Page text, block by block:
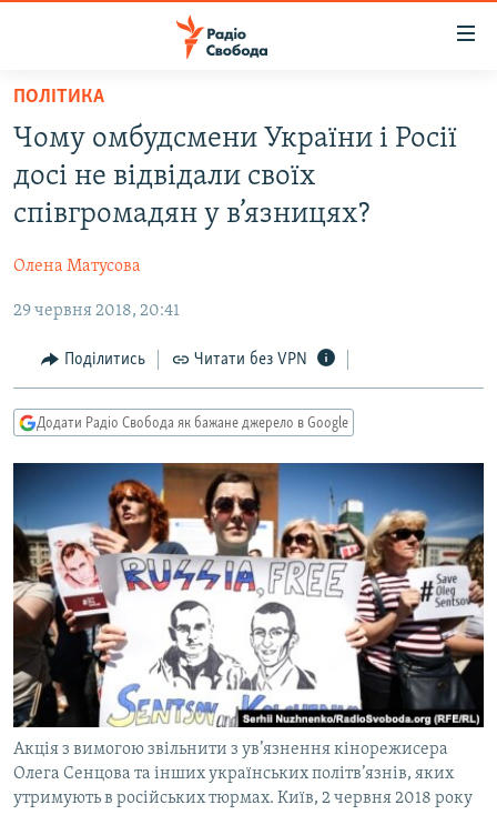
Перейти
основного
матеріалу
Перейти
до
основної
Перейти
пошуку
РАДІО СВОБОДА – 70 РОКІВ
ВСЕ ЗА ДОБУ
СТАТТІ
ЕКОНОМІКА
СУСПІЛЬСТВО
КУЛЬТУРА
УКРАЇНА
РОСІЙСЬКА «ФІЛЬТРАЦІЯ»
ДОНБАС.РЕАЛІЇ
КРИМ.РЕАЛІЇ
СХЕМИ
КИТАЙ.ВИКЛИКИ
МУЛЬТИМЕДІА
ФОТО
СПЕЦПРОЄКТИ
ПОДКАСТИ
КРИМ РЕАЛІЇ
РУС
УКР
КТАТ
ПОЛІТИКА
Чому омбудсмени України і Росії
досі не відвідали своїх
співгромадян у в’язницях?
Олена Матусова
29 червня 2018, 20:41
Поділитись Читати без VPN
Додати Радіо Свобода як бажане джерело в Google
Акція з вимогою звільнити з ув’язнення кінорежисера
Олега Сенцова та інших українських політв’язнів, яких
утримують в російських тюрмах. Київ, 2 червня 2018 року